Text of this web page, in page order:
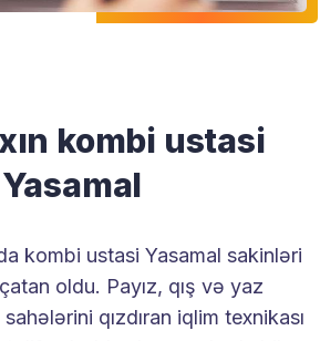
kombi ustasi
Yasamal
kombi ustasi Yasamal sakinləri
oldu. Payız, qış və yaz
qızdıran iqlim texnikası